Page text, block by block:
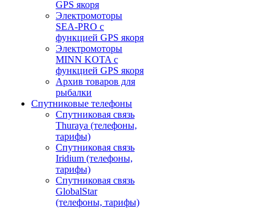
GPS якоря
Электромоторы
SEA-PRO с
функцией GPS якоря
Электромоторы
MINN KOTA с
функцией GPS якоря
Архив товаров для
рыбалки
Спутниковые телефоны
Спутниковая связь
Thuraya (телефоны,
тарифы)
Спутниковая связь
Iridium (телефоны,
тарифы)
Спутниковая связь
GlobalStar
(телефоны, тарифы)